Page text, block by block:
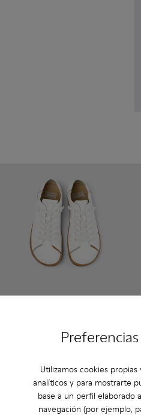
Utilizamos cookies
analíticos y para mostrarte
base a un perfil elaborado
navegación (por ejemplo,